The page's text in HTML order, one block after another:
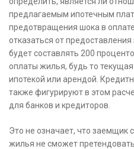
предлагаемым ипотечным
предотвращения шока в
отказаться от
будет составлять 200
оплаты жилья, будь то
ипотекой или арендой.
также фигурируют в этом
для банков и кредиторов.
Это не означает, что заемщик
жилья не сможет